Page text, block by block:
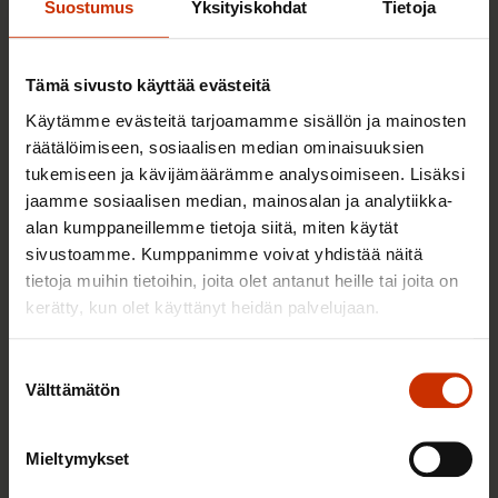
Suostumus Yksityiskohdat Tietoja
Tämä sivusto käyttää evästeitä
Käytämme evästeitä tarjoamamme sisällön ja mainosten
räätälöimiseen, sosiaalisen median ominaisuuksien
tukemiseen ja kävijämäärämme analysoimiseen. Lisäksi
jaamme sosiaalisen median, mainosalan ja analytiikka-
alan kumppaneillemme tietoja siitä, miten käytät
sivustoamme. Kumppanimme voivat yhdistää näitä
tietoja muihin tietoihin, joita olet antanut heille tai joita on
kerätty, kun olet käyttänyt heidän palvelujaan.
valinta
Välttämätön
Mieltymykset
Mikä muuttui määräaikaisissa työsuhteissa? Lue